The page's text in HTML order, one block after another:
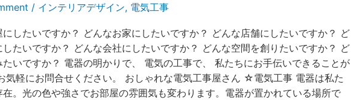
/ インテリアデザイン, 電気工事
にしたいですか？ どんなお家にしたいですか？ どんな店舗にしたいですか？ ど
したいですか？ どんな会社にしたいですか？ どんな空間を創りたいですか？ ど
たいですか？ 電器の明かりで、 電気の工事で、 私たちにお手伝いできることが
気軽にお問合せください。 おしゃれな電気工事屋さん ☆電気工事 電器は私た
在。光の色や強さでお部屋の雰囲気も変わります。電器が置かれている場所で